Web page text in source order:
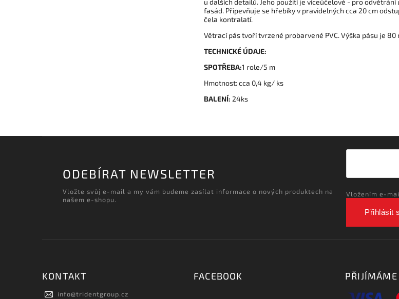
u dalších detailů. Jeho použití je víceúčelové - pro odvětrání
fasád. Připevňuje se hřebíky v pravidelných cca 20 cm
čela kontralatí.
Větrací pás tvoří tvrzené probarvené PVC. Výška pásu je 80
TECHNICKÉ ÚDAJE:
SPOTŘEBA:1 role/5 m
Hmotnost: cca 0,4 kg/ ks
BALENÍ: 24ks
ODEBÍRAT NEWSLETTER
Vložte svůj e-mail a my vám budeme zasílat informace o nových produktech na
našem e-shopu.
Vložením e-
Přihlásit
KONTAKT
info@tridentgroup.cz
FACEBOOK